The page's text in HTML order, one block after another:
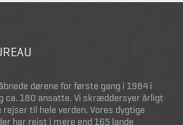
dørene for første gang i 1984 i
ca. 180 ansatte. Vi skræddersyer årligt
til hele verden. Vores dygtige
har rejst i mere end 165 lande